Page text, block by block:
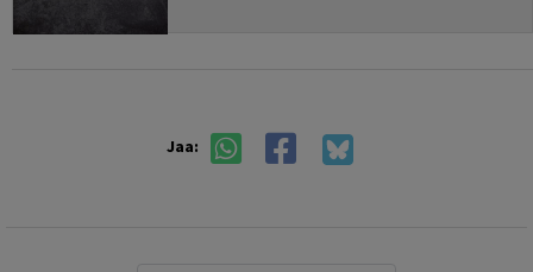
Jaa: